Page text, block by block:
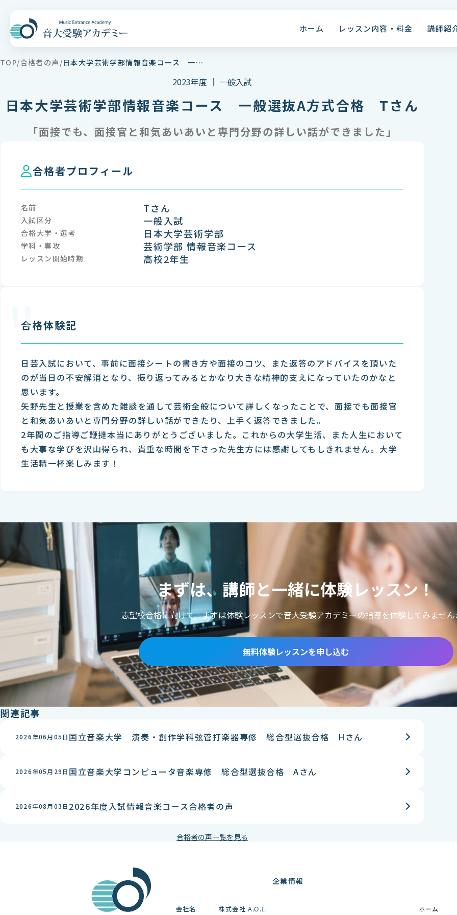
ホーム レッスン内容・料金 講師紹
TOP 合格者の声 日本大学芸術学部情報音楽コース 一般選抜A方式合格 Tさん
2023年度 ｜ 一般入試
日本大学芸術学部情報音楽コース 一般選抜A方式合格 Tさん
「面接でも、面接官と和気あいあいと専門分野の詳しい話ができました」
合格者プロフィール
名前 Tさん
入試区分 一般入試
合格大学・選考 日本大学芸術学部
学科・専攻 芸術学部 情報音楽コース
レッスン開始時期 高校2年生
"
合格体験記
日芸入試において、事前に面接シートの書き方や面接のコツ、また返答のアドバイスを頂いた
のが当日の不安解消となり、振り返ってみるとかなり大きな精神的支えになっていたのかなと
思います。
矢野先生と授業を含めた雑談を通して芸術全般について詳しくなったことで、面接でも面接官
と和気あいあいと専門分野の詳しい話ができたり、上手く返答できました。
2年間のご指導ご鞭撻本当にありがとうございました。これからの大学生活、また人生において
も大事な学びを沢山得られ、貴重な時間を下さった先生方には感謝してもしきれません。大学
生活精一杯楽しみます！
まずは、講師と一緒に体験レッスン！
志望校合格に向けて、まずは体験レッスンで音大受験アカデミーの指導を体験してみませ
無料体験レッスンを申し込む
関連記事
2026年06月05日 国立音楽大学 演奏・創作学科弦管打楽器専修 総合型選抜合格 Hさん
2026年05月29日 国立音楽大学コンピュータ音楽専修 総合型選抜合格 Aさん
2026年08月03日 2026年度入試情報音楽コース合格者の声
合格者の声一覧を見る
企業情報
会社名 株式会社 A.O.I. ホーム